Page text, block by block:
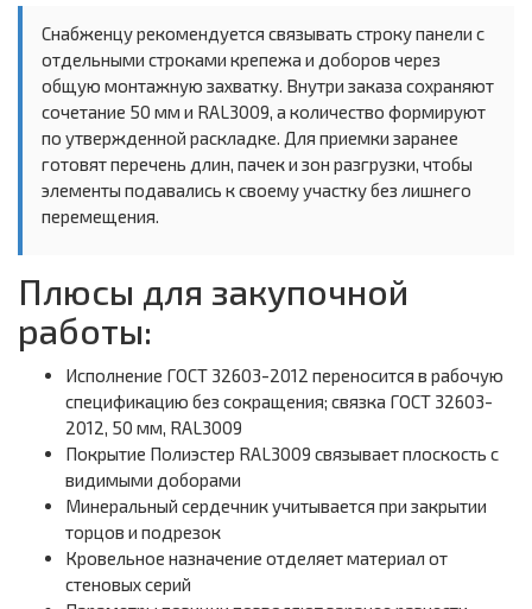
Снабженцу рекомендуется связывать строку панели с
отдельными строками крепежа и доборов через
общую монтажную захватку. Внутри заказа сохраняют
сочетание 50 мм и RAL3009, а количество формируют
по утвержденной раскладке. Для приемки заранее
готовят перечень длин, пачек и зон разгрузки, чтобы
элементы подавались к своему участку без лишнего
перемещения.
Плюсы для закупочной
работы:
Исполнение ГОСТ 32603-2012 переносится в рабочую
спецификацию без сокращения; связка ГОСТ 32603-
2012, 50 мм, RAL3009
Покрытие Полиэстер RAL3009 связывает плоскость с
видимыми доборами
Минеральный сердечник учитывается при закрытии
торцов и подрезок
Кровельное назначение отделяет материал от
стеновых серий